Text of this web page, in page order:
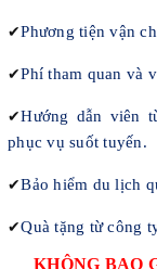
✔Phương tiện vận
✔Phí tham quan và
✔Hướng dẫn viên
phục vụ suốt tuyến.
✔Bảo hiểm du lịch
✔Quà tặng từ công
KHÔNG BAO